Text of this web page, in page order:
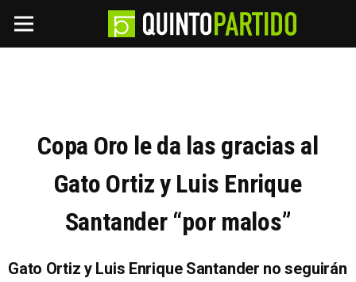
Copa Oro le da las gracias al
Gato Ortiz y Luis Enrique
Santander “por malos”
Gato Ortiz y Luis Enrique Santander no seguirán